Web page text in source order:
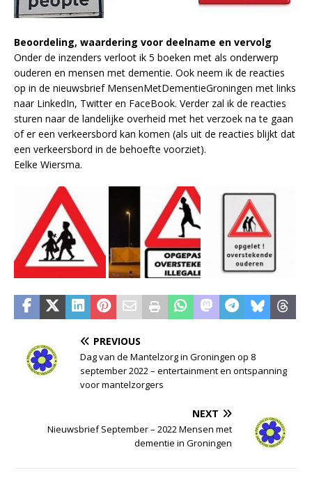
Beoordeling, waardering voor deelname en vervolg
Onder de inzenders verloot ik 5 boeken met als onderwerp
ouderen en mensen met dementie. Ook neem ik de reacties
op in de nieuwsbrief MensenMetDementieGroningen met links
naar LinkedIn, Twitter en FaceBook. Verder zal ik de reacties
sturen naar de landelijke overheid met het verzoek na te gaan
of er een verkeersbord kan komen (als uit de reacties blijkt dat
een verkeersbord in de behoefte voorziet).
Eelke Wiersma.
PREVIOUS
Dag van de Mantelzorg in Groningen op 8
september 2022 – entertainment en ontspanning
voor mantelzorgers
NEXT
Nieuwsbrief September – 2022 Mensen met
dementie in Groningen